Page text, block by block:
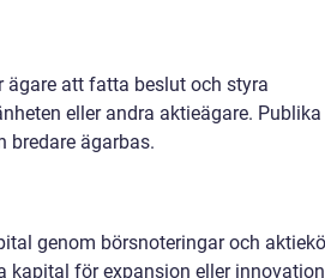
att fatta beslut och styra
eller andra aktieägare. Publika
bredare ägarbas.
genom börsnoteringar och
för expansion eller